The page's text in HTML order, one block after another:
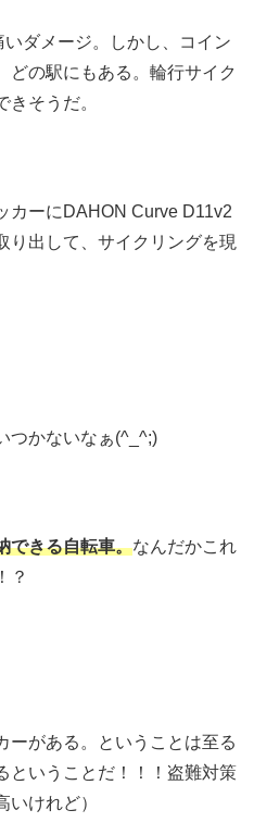
ダメージ。しかし、コイン
どの駅にもある。輪行サイク
きそうだ。
カーにDAHON Curve D11v2
り出して、サイクリングを現
つかないなぁ(^_^;)
できる自転車。なんだかこれ
？
ーがある。ということは至る
ということだ！！！盗難対策
いけれど）